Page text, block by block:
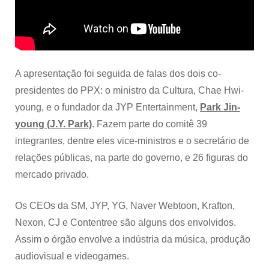
A apresentação foi seguida de falas dos dois co-
presidentes do PPX: o ministro da Cultura, Chae Hwi-
young, e o fundador da JYP Entertainment, Park Jin-
young (J.Y. Park). Fazem parte do comitê 39
integrantes, dentre eles vice-ministros e o secretário de
relações públicas, na parte do governo, e 26 figuras do
mercado privado.
Os CEOs da SM, JYP, YG, Naver Webtoon, Krafton,
Nexon, CJ e Contentree são alguns dos envolvidos.
Assim o órgão envolve a indústria da música, produção
audiovisual e videogames.